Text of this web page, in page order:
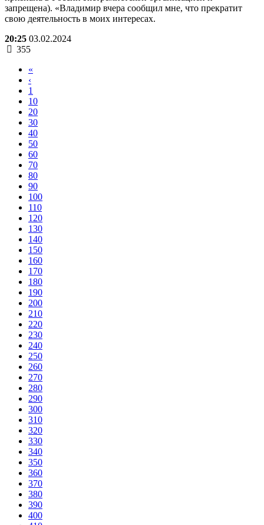
запрещена). «Владимир вчера сообщил мне, что прекратит
свою деятельность в моих интересах.
20:25 03.02.2024
355
«
‹
1
10
20
30
40
50
60
70
80
90
100
110
120
130
140
150
160
170
180
190
200
210
220
230
240
250
260
270
280
290
300
310
320
330
340
350
360
370
380
390
400